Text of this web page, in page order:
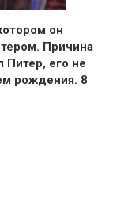
он
Причина
Питер, его не
рождения. 8